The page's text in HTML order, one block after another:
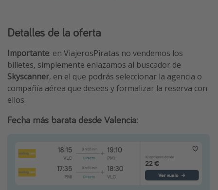
Detalles de la oferta
Importante: en ViajerosPiratas no vendemos los
billetes, simplemente enlazamos al buscador de
Skyscanner, en el que podrás seleccionar la agencia o
compañía aérea que desees y formalizar la reserva con
ellos.
Fecha más barata desde Valencia: